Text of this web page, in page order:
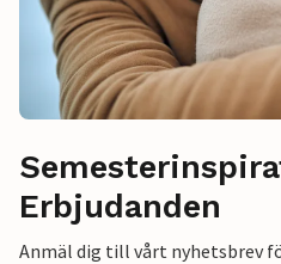
Erbjudanden
Anmäl dig till vårt nyhetsbrev